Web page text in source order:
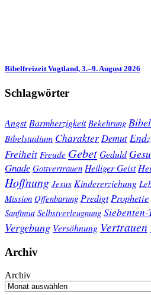
Bibelfreizeit Vogtland, 3.–9. August 2026
Schlagwörter
AngstBarmherzigkeit Bekehrung Bibel
Bibelstudium CharakterDemut
FreiheitFreude GebetGeduld
Gnade Gottvertrauen Heiliger Geist
Hoffnung Jesus Kindererziehung
Mission Offenbarung PredigtProphetie
Sanftmut Selbstverleugnung
Vergebung Versöhnung Vertrauen
Archiv
Archiv